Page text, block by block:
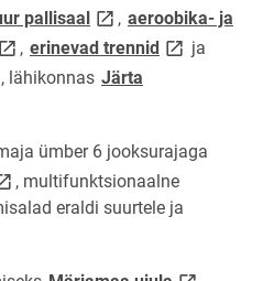
pallisaallink opens on new
, aeroobika- ja
page
opens on new page
, erinevad trennidlink opens
ja
on new page
, lähikonnas Järta
page
ümber 6 jooksurajaga
opens on new page
, multifunktsionaalne
eraldi suurtele ja
link opens